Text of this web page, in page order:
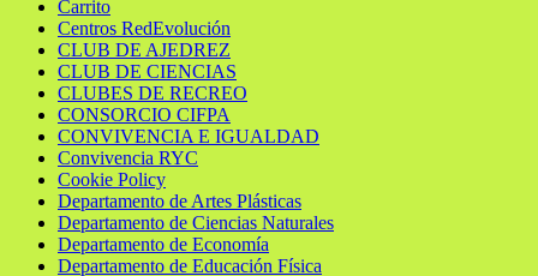
Carrito
Centros RedEvolución
CLUB DE AJEDREZ
CLUB DE CIENCIAS
CLUBES DE RECREO
CONSORCIO CIFPA
CONVIVENCIA E IGUALDAD
Convivencia RYC
Cookie Policy
Departamento de Artes Plásticas
Departamento de Ciencias Naturales
Departamento de Economía
Departamento de Educación Física